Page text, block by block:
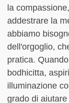
la
addestrare la
abbiamo
dell'orgoglio,
pratica.
bodhicitta,
illuminazione
grado di